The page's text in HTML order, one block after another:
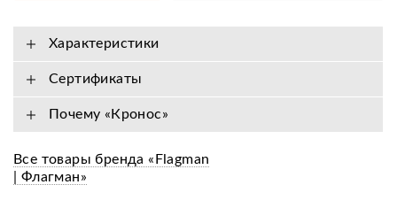
Характеристики
Сертификаты
Почему «Кронос»
Все товары бренда «Flagman
| Флагман»